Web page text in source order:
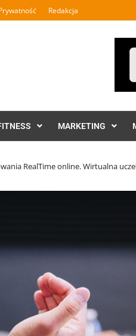
Redakcja
MARKETING
RealTime online. Wirtualna